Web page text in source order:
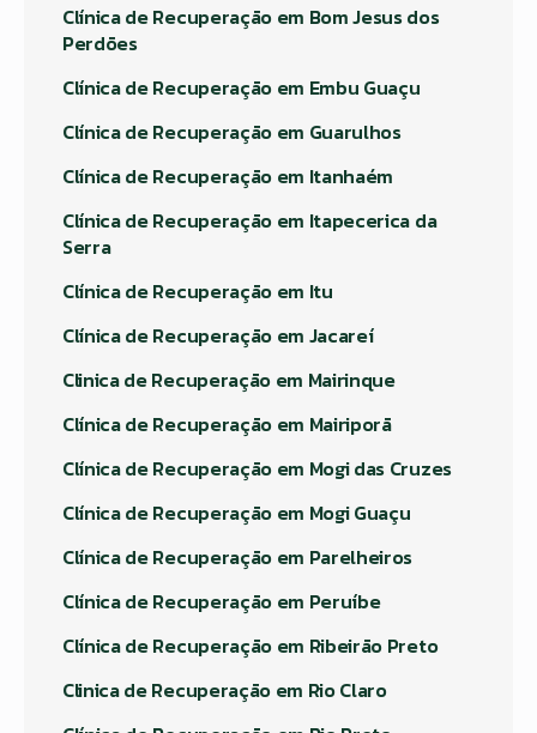
Clínica de Recuperação em Bom Jesus dos
Perdões
Clínica de Recuperação em Embu Guaçu
Clínica de Recuperação em Guarulhos
Clínica de Recuperação em Itanhaém
Clínica de Recuperação em Itapecerica da
Serra
Clínica de Recuperação em Itu
Clínica de Recuperação em Jacareí
Clinica de Recuperação em Mairinque
Clínica de Recuperação em Mairiporã
Clínica de Recuperação em Mogi das Cruzes
Clínica de Recuperação em Mogi Guaçu
Clínica de Recuperação em Parelheiros
Clínica de Recuperação em Peruíbe
Clínica de Recuperação em Ribeirão Preto
Clinica de Recuperação em Rio Claro